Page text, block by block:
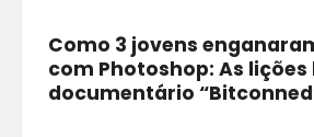
Como 3 jovens
com Photoshop: As
documentário